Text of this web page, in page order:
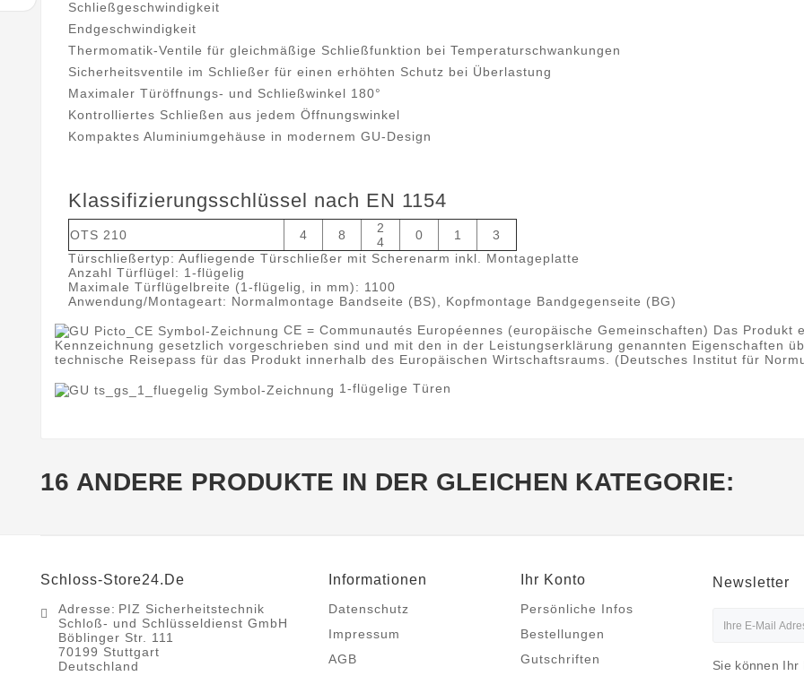
Schließgeschwindigkeit
Endgeschwindigkeit
Thermomatik-Ventile für gleichmäßige Schließfunktion bei Temperaturschwankungen
Sicherheitsventile im Schließer für einen erhöhten Schutz bei Überlastung
Maximaler Türöffnungs- und Schließwinkel 180°
Kontrolliertes Schließen aus jedem Öffnungswinkel
Kompaktes Aluminiumgehäuse in modernem GU-Design
Klassifizierungsschlüssel nach EN 1154
OTS 210 4 8
2
4
0 1
3
Türschließertyp: Aufliegende Türschließer mit Scherenarm inkl. Montageplatte
Anzahl Türflügel: 1-flügelig
Maximale Türflügelbreite (1-flügelig, in mm): 1100
Anwendung/Montageart: Normalmontage Bandseite (BS), Kopfmontage Bandgegenseite (BG)
CE = Communautés Européennes (europäische Gemeinschaften) Das
Kennzeichnung gesetzlich vorgeschrieben sind und mit den in der Leistungserklärung genannten Eigenschaften
technische Reisepass für das Produkt innerhalb des Europäischen Wirtschaftsraums. (Deutsches Institut für
1-flügelige Türen
16 ANDERE PRODUKTE IN DER GLEICHEN KATEGORIE:
Schloss-Store24.de
Adresse: PIZ Sicherheitstechnik
Schloß- und Schlüsseldienst GmbH
Böblinger Str. 111
70199 Stuttgart
Deutschland
Informationen
Datenschutz
Impressum
AGB
Ihr Konto
Persönliche Infos
Bestellungen
Gutschriften
Newsletter
Sie können Ihr